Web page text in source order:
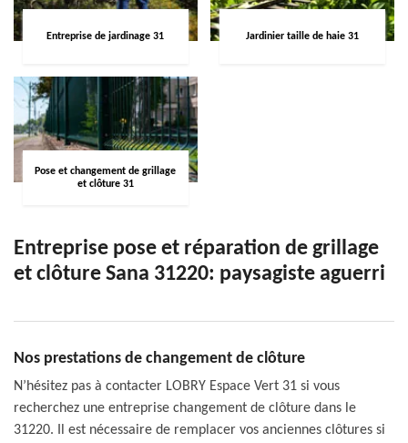
Entreprise de jardinage 31 Jardinier taille de haie 31
Pose et changement de grillage
et clôture 31
Entreprise pose et réparation de grillage
et clôture Sana 31220: paysagiste aguerri
Nos prestations de changement de clôture
N’hésitez pas à contacter LOBRY Espace Vert 31 si vous
recherchez une entreprise changement de clôture dans le
31220. Il est nécessaire de remplacer vos anciennes clôtures si